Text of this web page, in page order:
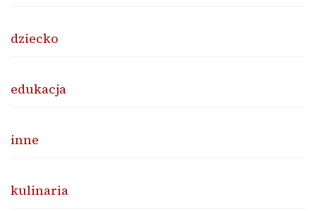
dziecko
edukacja
inne
kulinaria